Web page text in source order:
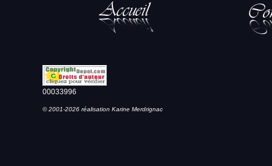
00033996
© 2001-2026 réalisation Karine Merdrignac